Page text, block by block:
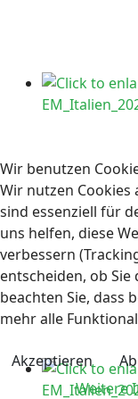
Wir benutzen
Wir nutzen Cookies
sind essenziell für
uns helfen, diese
verbessern
entscheiden, ob
beachten Sie, dass
mehr alle
Akzeptieren
Weitere